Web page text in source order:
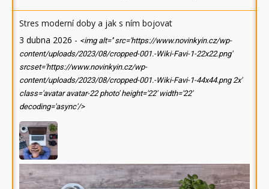
Stres moderní doby a jak s ním bojovat
3 dubna 2026 - <img alt='' src='https://www.novinkyin.cz/wp-
content/uploads/2023/08/cropped-001.-Wiki-Favi-1-22x22.png'
srcset='https://www.novinkyin.cz/wp-
content/uploads/2023/08/cropped-001.-Wiki-Favi-1-44x44.png 2x'
class='avatar avatar-22 photo' height='22' width='22'
decoding='async'/>